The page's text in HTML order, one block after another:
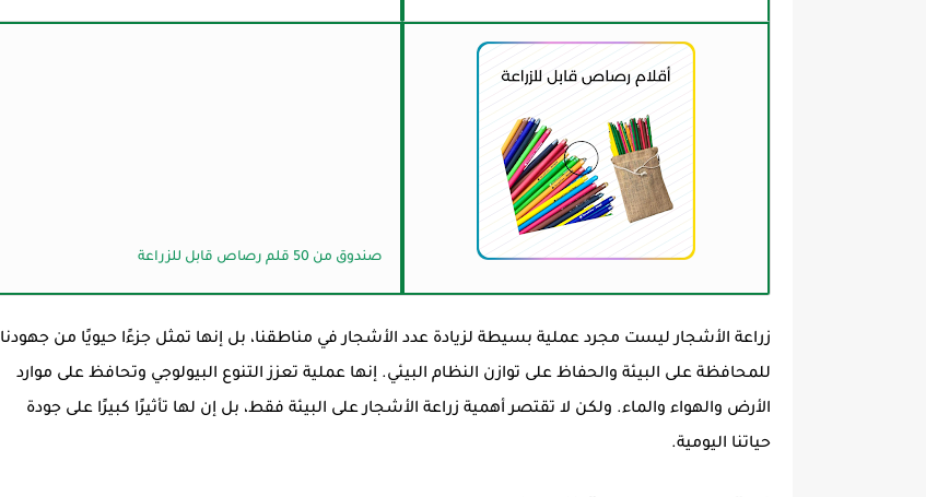
صندوق من 50 قلم رصاص قابل للزراعة
زراعة الأشجار ليست مجرد عملية بسيطة لزيادة عدد الأشجار في مناطقنا، بل إنها تمثل جزءًا حيويًا من جهودنا
للمحافظة على البيئة والحفاظ على توازن النظام البيئي. إنها عملية تعزز التنوع البيولوجي وتحافظ على موارد
الأرض والهواء والماء. ولكن لا تقتصر أهمية زراعة الأشجار على البيئة فقط، بل إن لها تأثيرًا كبيرًا على جودة
حياتنا اليومية.